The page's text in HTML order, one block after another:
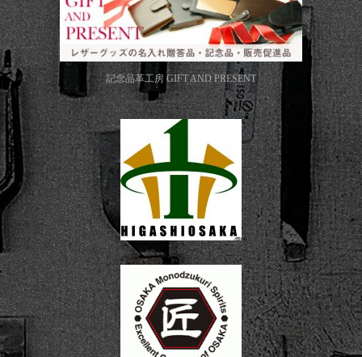
記念品革工房 GIFT AND PRESENT